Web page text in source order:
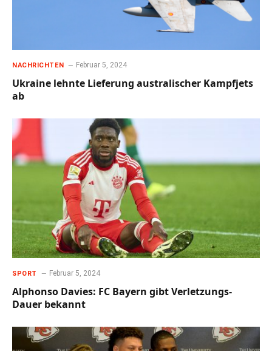
NACHRICHTEN Februar 5, 2024
Ukraine lehnte Lieferung australischer Kampfjets
ab
SPORT Februar 5, 2024
Alphonso Davies: FC Bayern gibt Verletzungs-
Dauer bekannt